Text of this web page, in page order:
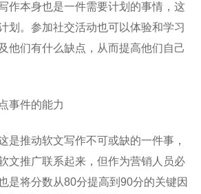
作本身也是一件需要计划的事情，这
划。参加社交活动也可以体验和学习
他们有什么缺点，从而提高他们自己
事件的能力
是推动软文写作不可或缺的一件事，
文推广联系起来，但作为营销人员必
是将分数从80分提高到90分的关键因